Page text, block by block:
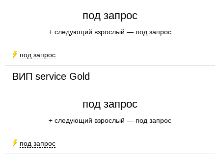
под запрос
+ следующий взрослый — под запрос
ursoпод запрос
ВИП service Gold
под запрос
+ следующий взрослый — под запрос
ursoпод запрос